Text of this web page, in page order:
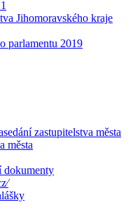
Jihomoravského kraje
parlamentu 2019
zastupitelstva města
města
dokumenty